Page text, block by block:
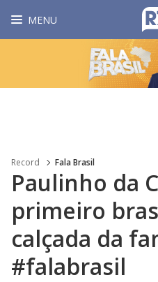
MENU
Record Fala Brasil
Paulinho da
primeiro
calçada da
#falabrasil